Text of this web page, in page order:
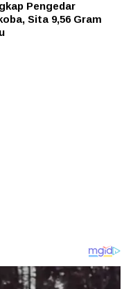
Pengedar
Sita 9,56 Gram